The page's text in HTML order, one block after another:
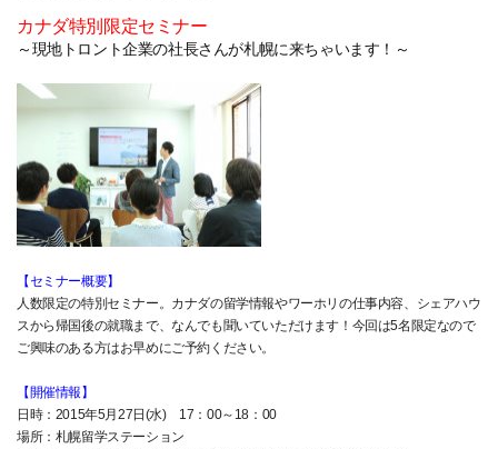
カナダ特別限定セミナー
～現地トロント企業の社長さんが札幌に来ちゃいます！～
【セミナー概要】
人数限定の特別セミナー。カナダの留学情報やワーホリの仕事内容、シェアハウ
スから帰国後の就職まで、なんでも聞いていただけます！今回は5名限定なので
ご興味のある方はお早めにご予約ください。
【開催情報】
日時：2015年5月27日(水) 17：00～18：00
場所：札幌留学ステーション